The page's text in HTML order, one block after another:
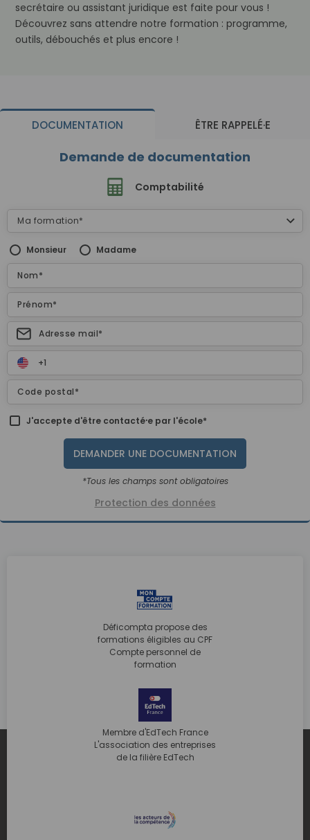
secrétaire ou assistant juridique est faite pour vous !
Découvrez sans attendre notre formation : programme,
outils, débouchés et plus encore !
DOCUMENTATION ÊTRE RAPPELÉ·E
Demande de documentation
Comptabilité
Monsieur Madame
J'accepte d'être contacté⸱e par l'école*
DEMANDER UNE DOCUMENTATION
*Tous les champs sont obligatoires
Protection des données
Déficompta propose des
formations éligibles au CPF
Compte personnel de
formation
Membre d'EdTech France
L'association des entreprises
de la filière EdTech